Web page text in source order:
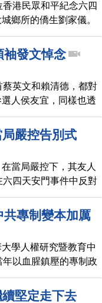
港民眾和平紀念六四
鄉所的僑生劉家儀。
儀處境。台灣大學表示
。外媒稱，港警已經
袖發文悼念
英文和賴清德，都對
人侯友宜，同樣也透
六四的敎訓不會隨時
國追求民主自由的窗
不能只是圍堵，而放
嚴控告別式
當局嚴控下，其友人
四天安門事件中反對
上悼念。
專制變本加厲
學人權研究暨教育中
以血腥鎮壓的專制政
海軍演，更威脅區域
堅定走下去